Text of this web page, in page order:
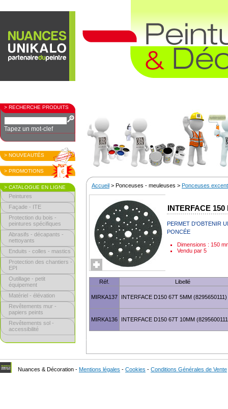
> RECHERCHE PRODUITS
Tapez un mot-clef
> NOUVEAUTÉS
> PROMOTIONS
> CATALOGUE EN LIGNE
Peintures
Façade - ITE
Protection du bois -
peintures spécifiques
Abrasifs - décapants -
nettoyants
Enduits - colles - mastics
Protection des chantiers -
EPI
Outillage - petit
équipement
Matériel - élévation
Revêtements mur -
papiers peints
Revêtements sol -
accessibilité
Accueil > Ponceuses - meuleuses > Ponceuses
INTERFACE 150
PERMET D'OBTENIR
PONCÉE
Dimensions : 150
Vendu par 5
Réf. Libellé
MIRKA137 INTERFACE D150 67T 5MM
MIRKA136 INTERFACE D150 67T 10MM
Nuances & Décoration - Mentions légales - Cookies - Conditions Générales de Vente